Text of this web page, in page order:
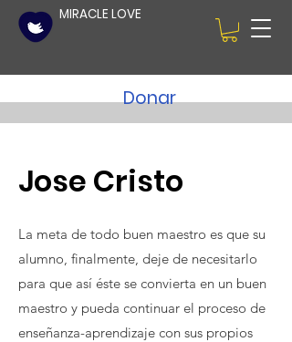
MIRACLE LOVE
Donar
Jose Cristo
La meta de todo buen maestro es que su
alumno, finalmente, deje de necesitarlo
para que así éste se convierta en un buen
maestro y pueda continuar el proceso de
enseñanza-aprendizaje con sus propios